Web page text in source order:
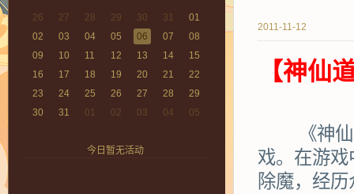
26
27 28 29 30 31
01
02
03 04 05 06 07
08
09
10 11 12 13 14
15
16
17 18 19 20 21
22
23
24 25 26 27 28
29
30
31 01 02 03 04 05
今日暂无活动
2011-11-12
【神仙
《神仙道
戏。在游
除魔，经